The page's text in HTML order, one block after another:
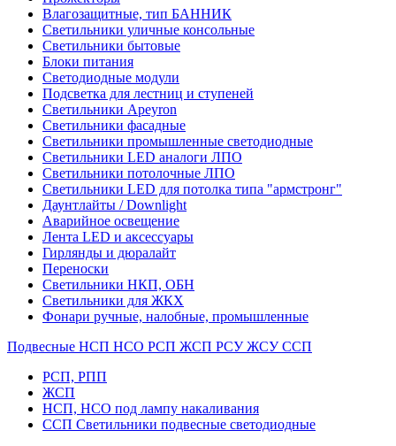
Влагозащитные, тип БАННИК
Светильники уличные консольные
Светильники бытовые
Блоки питания
Светодиодные модули
Подсветка для лестниц и ступеней
Светильники Apeyron
Светильники фасадные
Светильники промышленные светодиодные
Светильники LED аналоги ЛПО
Светильники потолочные ЛПО
Светильники LED для потолка типа "армстронг"
Даунтлайты / Downlight
Аварийное освещение
Лента LED и аксессуары
Гирлянды и дюралайт
Переноски
Светильники НКП, ОБН
Светильники для ЖКХ
Фонари ручные, налобные, промышленные
Подвесные НСП НСО РСП ЖСП РСУ ЖСУ ССП
РСП, РПП
ЖСП
НСП, НСО под лампу накаливания
ССП Светильники подвесные светодиодные